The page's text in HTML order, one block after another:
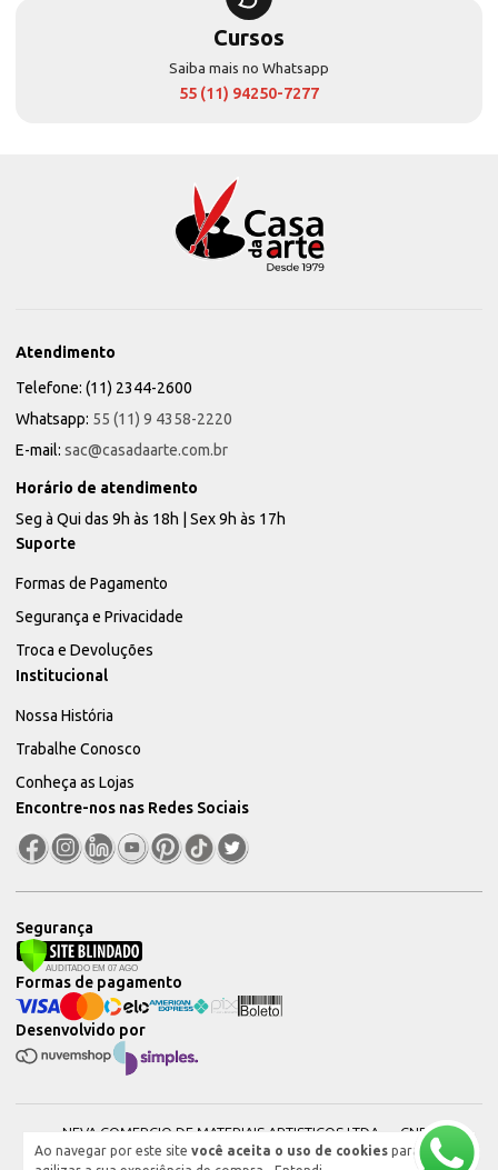
Ao navegar por este site você aceita o uso de cookies para
Cursos
Saiba mais no Whatsapp
55 (11) 94250-7277
Atendimento
Telefone: (11) 2344-2600
Whatsapp: 55 (11) 9 4358-2220
E-mail: sac@casadaarte.com.br
Horário de atendimento
Seg à Qui das 9h às 18h | Sex 9h às 17h
Suporte
Formas de Pagamento
Segurança e Privacidade
Troca e Devoluções
Institucional
Nossa História
Trabalhe Conosco
Conheça as Lojas
Encontre-nos nas Redes Sociais
Segurança
Desenvolvido por
Formas de pagamento
NEVA COMERCIO DE MATERIAIS ARTISTICOS LTDA — CNPJ:
51604544000101 © 2026. Todos os direitos reservados.